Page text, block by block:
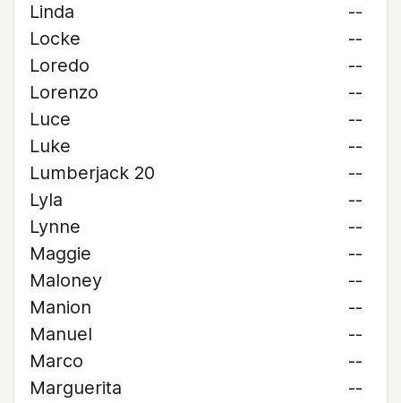
Linda
--
Locke
--
Loredo
--
Lorenzo
--
Luce
--
Luke
--
Lumberjack 20
--
Lyla
--
Lynne
--
Maggie
--
Maloney
--
Manion
--
Manuel
--
Marco
--
Marguerita
--